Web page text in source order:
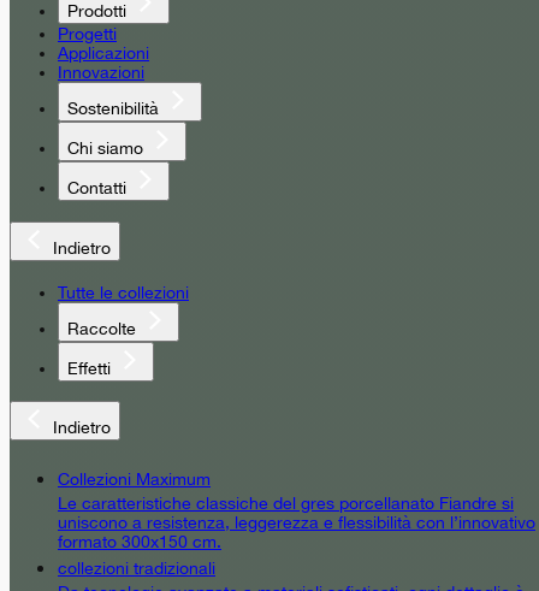
Prodotti
Progetti
Applicazioni
Innovazioni
Sostenibilità
Chi siamo
Contatti
Indietro
Tutte le collezioni
Raccolte
Effetti
Indietro
Collezioni Maximum
Le caratteristiche classiche del gres porcellanato Fiandre si
uniscono a resistenza, leggerezza e flessibilità con l’innovativo
formato 300x150 cm.
collezioni tradizionali